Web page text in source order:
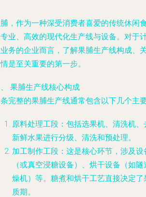
，作为一种深受消费者喜爱的传统休闲
业、高效的现代化生产线与设备。对于
务的企业而言，了解果脯生产线构成、
是至关重要的第一步。
果脯生产线核心构成
完整的果脯生产线通常包含以下几个主
原料处理工段：包括选果机、清洗机
新鲜水果进行分级、清洗和预处理。
加工制作工段：这是核心环节，涉及
（或真空浸糖设备）、烘干设备（如
燥机）等。糖煮和烘干工艺直接决定
质期。